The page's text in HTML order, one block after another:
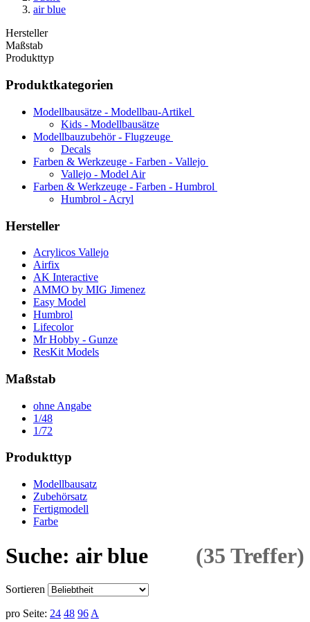
air blue
Hersteller
Maßstab
Produkttyp
Produktkategorien
Modellbausätze - Modellbau-Artikel
Kids - Modellbausätze
Modellbauzubehör - Flugzeuge
Decals
Farben & Werkzeuge - Farben - Vallejo
Vallejo - Model Air
Farben & Werkzeuge - Farben - Humbrol
Humbrol - Acryl
Hersteller
Acrylicos Vallejo
Airfix
AK Interactive
AMMO by MIG Jimenez
Easy Model
Humbrol
Lifecolor
Mr Hobby - Gunze
ResKit Models
Maßstab
ohne Angabe
1/48
1/72
Produkttyp
Modellbausatz
Zubehörsatz
Fertigmodell
Farbe
Suche: air blue (35 Treffer)
Sortieren
pro Seite: 24 48 96 A